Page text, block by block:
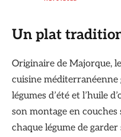
Un plat
Originaire de Majorque,
cuisine méditerranéenne
légumes d’été et l’huile
son montage en couches
chaque légume de